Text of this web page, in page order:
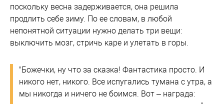
поскольку весна задерживается, она решила
продлить себе зиму. По ее словам, в любой
непонятной ситуации нужно делать три вещи:
выключить мозг, стричь каре и улетать в горы.
"Божечки, ну что за сказка! Фантастика просто. И
никого нет, никого. Все испугались тумана с утра, а
мы никогда и ничего не боимся. Вот – награда: